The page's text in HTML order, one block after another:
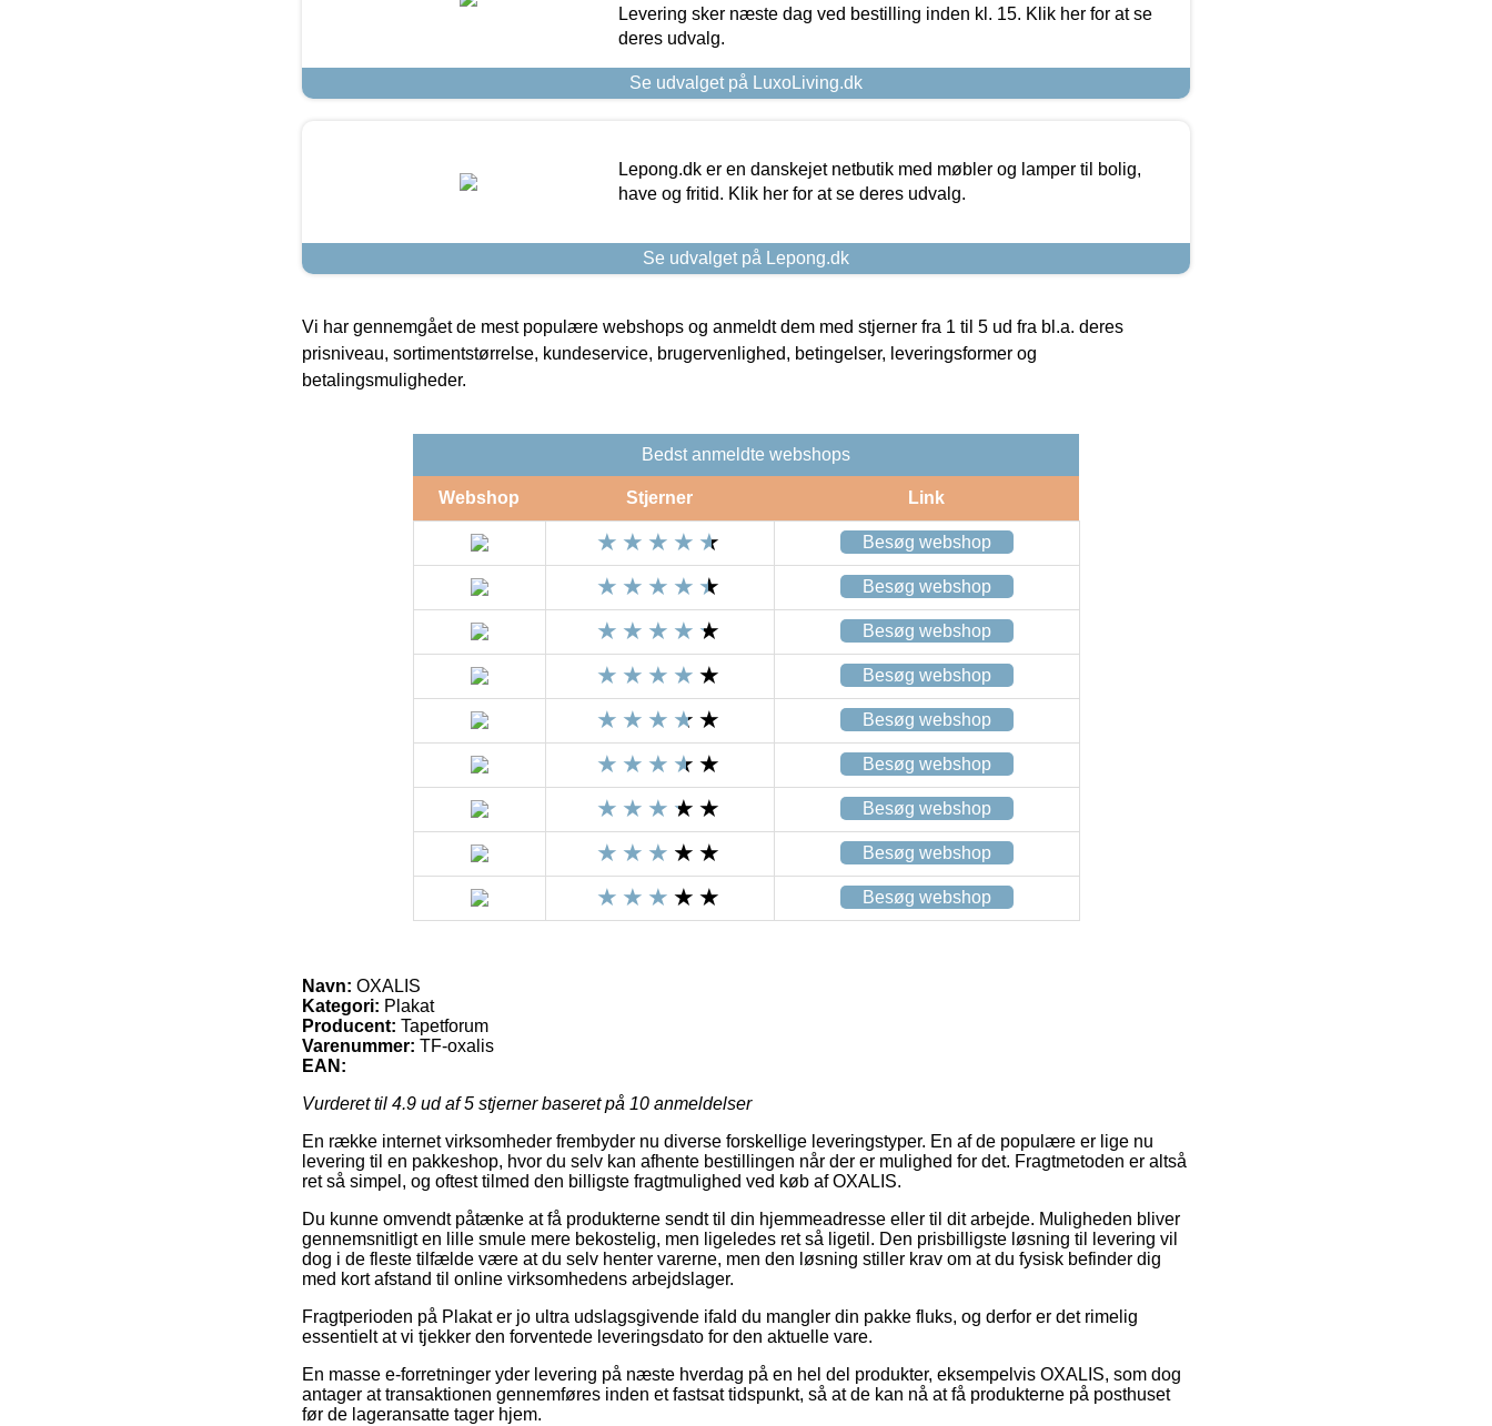
Levering sker næste dag ved bestilling inden kl. 15. Klik her for at se
deres udvalg.
Se udvalget på LuxoLiving.dk
Lepong.dk er en danskejet netbutik med møbler og lamper til bolig,
have og fritid. Klik her for at se deres udvalg.
Se udvalget på Lepong.dk
Vi har gennemgået de mest populære webshops og anmeldt dem med stjerner fra 1 til 5 ud fra bl.a. deres
prisniveau, sortimentstørrelse, kundeservice, brugervenlighed, betingelser, leveringsformer og
betalingsmuligheder.
Bedst anmeldte webshops
Webshop Stjerner Link
Besøg webshop
Besøg webshop
Besøg webshop
Besøg webshop
Besøg webshop
Besøg webshop
Besøg webshop
Besøg webshop
Besøg webshop
Navn: OXALIS
Kategori: Plakat
Producent: Tapetforum
Varenummer: TF-oxalis
EAN:
Vurderet til 4.9 ud af 5 stjerner baseret på 10 anmeldelser
En række internet virksomheder frembyder nu diverse forskellige leveringstyper. En af de populære er lige nu
levering til en pakkeshop, hvor du selv kan afhente bestillingen når der er mulighed for det. Fragtmetoden er altså
ret så simpel, og oftest tilmed den billigste fragtmulighed ved køb af OXALIS.
Du kunne omvendt påtænke at få produkterne sendt til din hjemmeadresse eller til dit arbejde. Muligheden bliver
gennemsnitligt en lille smule mere bekostelig, men ligeledes ret så ligetil. Den prisbilligste løsning til levering vil
dog i de fleste tilfælde være at du selv henter varerne, men den løsning stiller krav om at du fysisk befinder dig
med kort afstand til online virksomhedens arbejdslager.
Fragtperioden på Plakat er jo ultra udslagsgivende ifald du mangler din pakke fluks, og derfor er det rimelig
essentielt at vi tjekker den forventede leveringsdato for den aktuelle vare.
En masse e-forretninger yder levering på næste hverdag på en hel del produkter, eksempelvis OXALIS, som dog
antager at transaktionen gennemføres inden et fastsat tidspunkt, så at de kan nå at få produkterne på posthuset
før de lageransatte tager hjem.